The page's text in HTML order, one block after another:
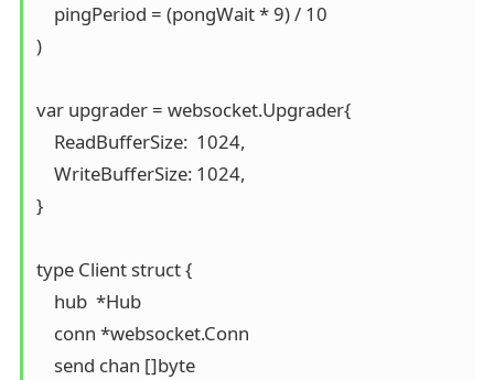
    pingPeriod = (pongWait * 9) / 10
)
var upgrader = websocket.Upgrader{
    ReadBufferSize:  1024,
    WriteBufferSize: 1024,
}
type Client struct {
    hub  *Hub
    conn *websocket.Conn
    send chan []byte